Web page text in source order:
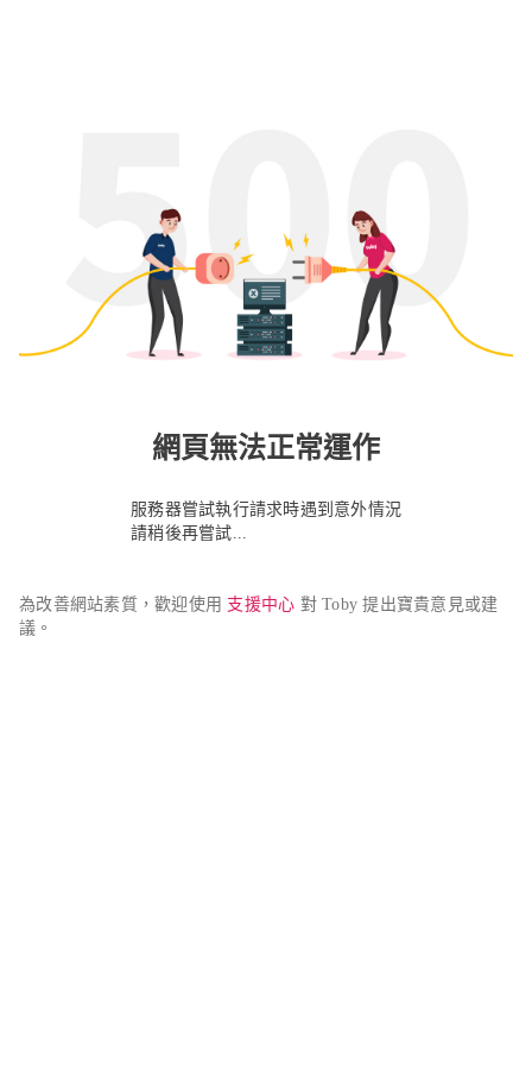
網頁無法正常運作
服務器嘗試執行請求時遇到意外情況
請稍後再嘗試...
為改善網站素質，歡迎使用 支援中心 對 Toby 提出寶貴意見或建
議。